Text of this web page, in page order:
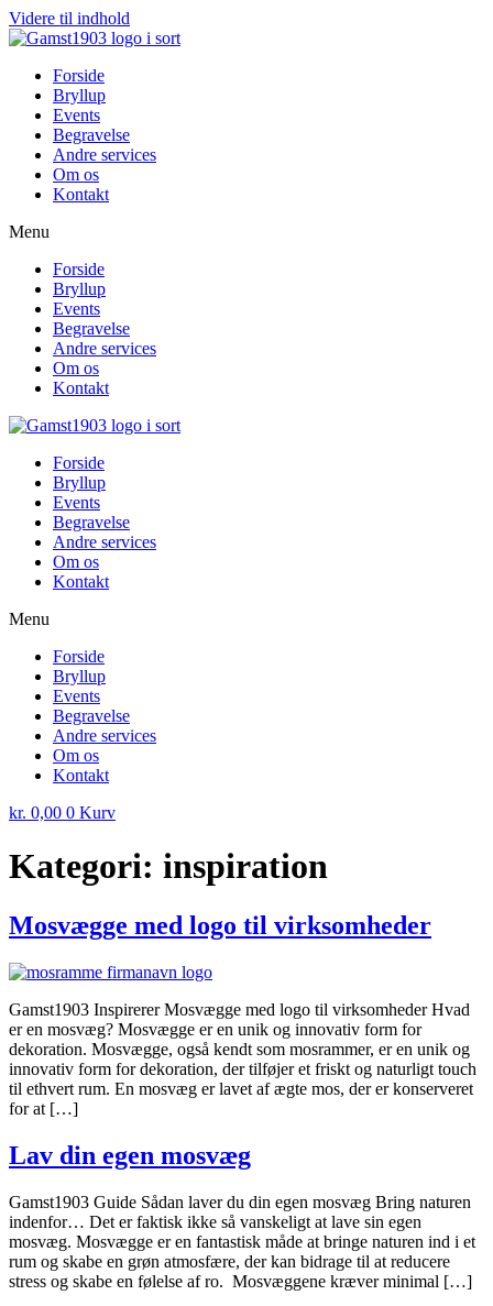
Videre til indhold
Forside
Bryllup
Events
Begravelse
Andre services
Om os
Kontakt
Menu
Forside
Bryllup
Events
Begravelse
Andre services
Om os
Kontakt
Forside
Bryllup
Events
Begravelse
Andre services
Om os
Kontakt
Menu
Forside
Bryllup
Events
Begravelse
Andre services
Om os
Kontakt
kr. 0,00 0 Kurv
Kategori: inspiration
Mosvægge med logo til virksomheder
Gamst1903 Inspirerer Mosvægge med logo til virksomheder Hvad
er en mosvæg? Mosvægge er en unik og innovativ form for
dekoration. Mosvægge, også kendt som mosrammer, er en unik og
innovativ form for dekoration, der tilføjer et friskt og naturligt touch
til ethvert rum. En mosvæg er lavet af ægte mos, der er konserveret
for at […]
Lav din egen mosvæg
Gamst1903 Guide Sådan laver du din egen mosvæg Bring naturen
indenfor… Det er faktisk ikke så vanskeligt at lave sin egen
mosvæg. Mosvægge er en fantastisk måde at bringe naturen ind i et
rum og skabe en grøn atmosfære, der kan bidrage til at reducere
stress og skabe en følelse af ro. Mosvæggene kræver minimal […]